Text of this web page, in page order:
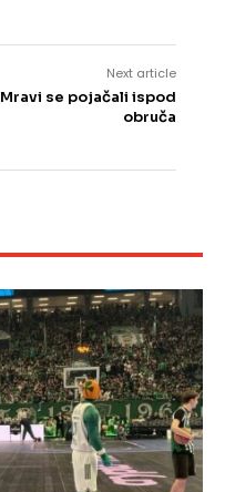
Next article
Mravi se pojačali ispod
obruča